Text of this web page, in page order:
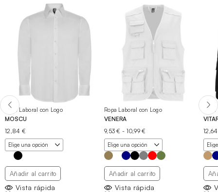
Ropa Laboral con Logo
MOSCU
12,84 €
Añadir al carrito
Vista rápida
Ropa Laboral con Logo
VENERA
9,53€ - 10,99€
de
precios:
desde
9,53 €
hasta
10,99 €
Añadir al carrito
Vista rápida